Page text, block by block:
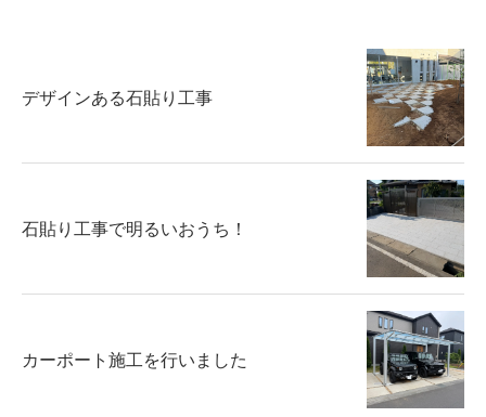
デザインある石貼り工事
石貼り工事で明るいおうち！
カーポート施工を行いました